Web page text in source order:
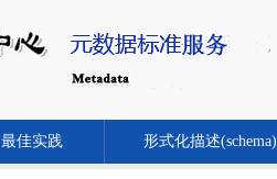
最佳实践 形式化描述(schema)